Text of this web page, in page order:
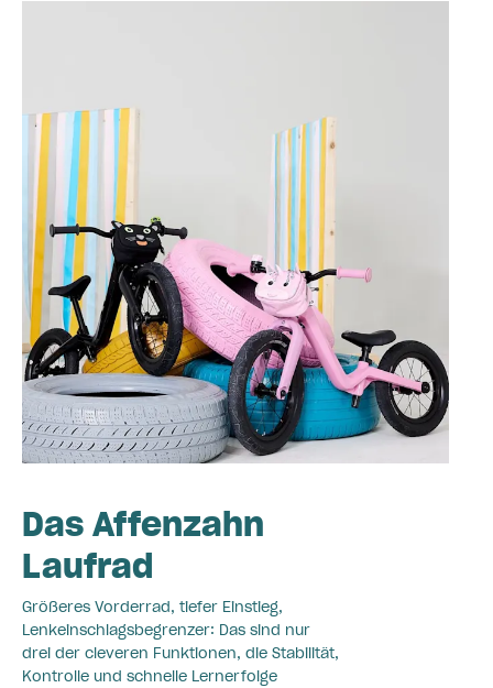
Das Affenzahn
Laufrad
Größeres Vorderrad, tiefer Einstieg,
Lenkeinschlagsbegrenzer: Das sind nur
drei der cleveren Funktionen, die Stabilität,
Kontrolle und schnelle Lernerfolge